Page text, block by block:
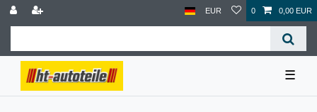
EUR 0 0,00 EUR
☰